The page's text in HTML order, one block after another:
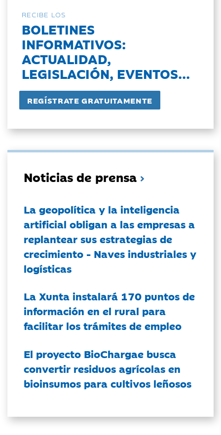
RECIBE LOS
BOLETINES
INFORMATIVOS:
ACTUALIDAD,
LEGISLACIÓN, EVENTOS...
Noticias de prensa
La geopolítica y la inteligencia
artificial obligan a las empresas a
replantear sus estrategias de
crecimiento - Naves industriales y
logísticas
La Xunta instalará 170 puntos de
información en el rural para
facilitar los trámites de empleo
El proyecto BioChargae busca
convertir residuos agrícolas en
bioinsumos para cultivos leñosos